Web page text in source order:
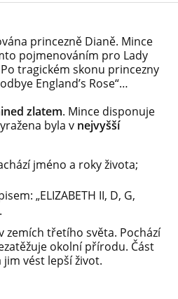
princezně Dianě. Mince
pojmenováním pro Lady
tragickém skonu princezny
England’s Rose“…
zlatem. Mince disponuje
byla v nejvyšší
jméno a roky života;
„ELIZABETH II, D, G,
zemích třetího světa. Pochází
okolní přírodu. Část
vést lepší život.